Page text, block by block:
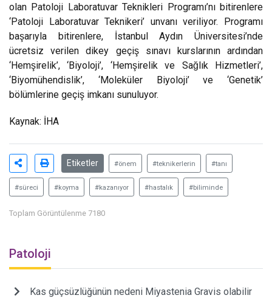
olan Patoloji Laboratuvar Teknikleri Programı’nı bitirenlere
‘Patoloji Laboratuvar Teknikeri’ unvanı veriliyor. Programı
başarıyla bitirenlere, İstanbul Aydın Üniversitesi’nde
ücretsiz verilen dikey geçiş sınavı kurslarının ardından
‘Hemşirelik’, ‘Biyoloji’, ‘Hemşirelik ve Sağlık Hizmetleri’,
‘Biyomühendislik’, ‘Moleküler Biyoloji’ ve ‘Genetik’
bölümlerine geçiş imkanı sunuluyor.
Kaynak: İHA
Etiketler #önem #teknikerlerin #tanı
#süreci #koyma #kazanıyor #hastalık #biliminde
Toplam Görüntülenme 7180
Patoloji
Kas güçsüzlüğünün nedeni Miyastenia Gravis olabilir